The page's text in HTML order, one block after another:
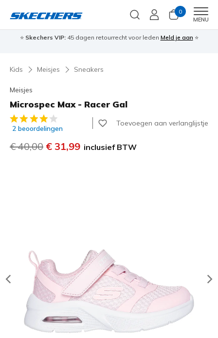
0
MENU
⭐ Skechers VIP:45 dagen retourrecht voor leden Meld je aan ⭐
Kids Meisjes Sneakers
Meisjes
Microspec Max - Racer Gal
5 van de 5 klantbeoordelingen
2 beoordelingen
Toevoegen aan verlanglijstje
Prijs verlaagd van
€ 40,00 naar
€ 31,99 inclusief BTW